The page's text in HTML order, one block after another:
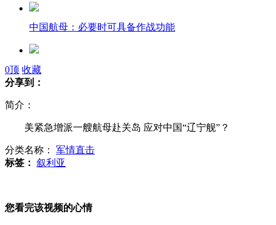
中国航母：必要时可具备作战功能
中国航母为正师级 员额1000多人
我公务船继续在钓鱼岛海域巡航
0顶 收藏
分享到：
简介：
美紧急增派一艘航母赴关岛 应对中国“辽宁舰”？
分类名称： 军情直击
标签： 叙利亚
您看完该视频的心情